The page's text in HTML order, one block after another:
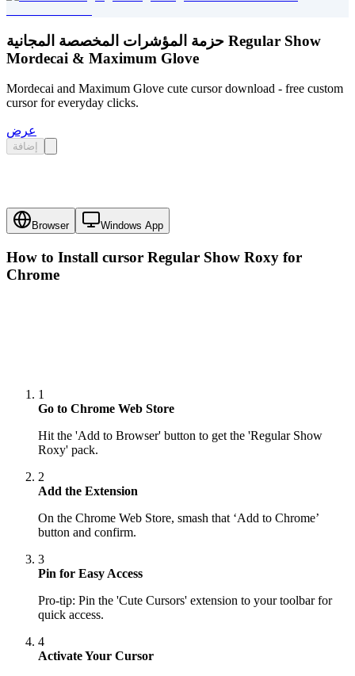
حزمة المؤشرات المخصصة المجانية Regular Show
Mordecai & Maximum Glove
Mordecai and Maximum Glove cute cursor download - free custom
cursor for everyday clicks.
عرض
إضافة
Browser Windows App
How to Install cursor Regular Show Roxy for
Chrome
1
Go to Chrome Web Store
Hit the 'Add to Browser' button to get the 'Regular Show
Roxy' pack.
2
Add the Extension
On the Chrome Web Store, smash that ‘Add to Chrome’
button and confirm.
3
Pin for Easy Access
Pro-tip: Pin the 'Cute Cursors' extension to your toolbar for
quick access.
4
Activate Your Cursor